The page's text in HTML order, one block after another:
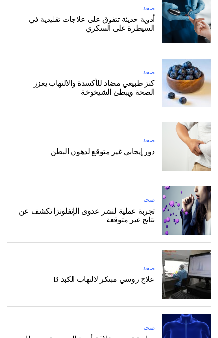
صحة
أدوية حديثة تتفوق على علاجات تقليدية في
السيطرة على السكري
صحة
كنز طبيعي مضاد للأكسدة والالتهاب يعزز
الصحة ويبطئ الشيخوخة
صحة
دور إيجابي غير متوقع لدهون البطن
صحة
تجربة عملية لنشر عدوى الإنفلونزا تكشف عن
نتائج غير متوقعة
صحة
علاج روسي مبتكر لالتهاب الكبد B
صحة